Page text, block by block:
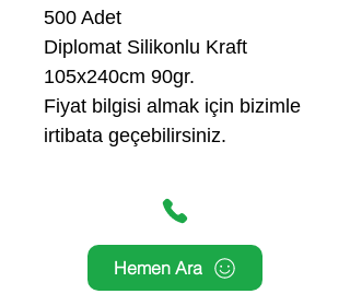
500 Adet
Diplomat Silikonlu Kraft
105x240cm 90gr.
Fiyat bilgisi almak için bizimle
irtibata geçebilirsiniz.
Hemen Ara